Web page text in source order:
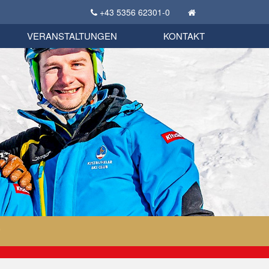
+43 5356 62301-0
KSC Sportgeschichte
Bekleidungsshop
VERANSTALTUNGEN KONTAKT